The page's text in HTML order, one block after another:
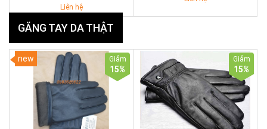
Liên hệ
GĂNG TAY DA THẬT
new Giảm
15%
Giảm
15%